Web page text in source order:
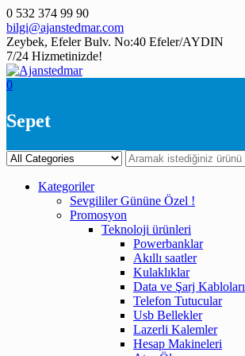
Skip
to
content
0 532 374 99 90
bilgi@ajanstedmar.com
Zeybek, Efeler Bulv. No:40 Efeler/AYDIN
7/24 Hizmetinizde!
0
Sepet
Kategoriler
Sevgililer Gününe Özel !
Promosyon
Teknoloji ürünleri
Powerbanklar
Akıllı saatler
Kulaklıklar
Data ve Şarj Kabloları
Telefon Tutucular
Usb Bellekler
Lazerli Kalemler
Hesap Makineleri